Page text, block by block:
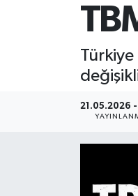
21.05.2026 -